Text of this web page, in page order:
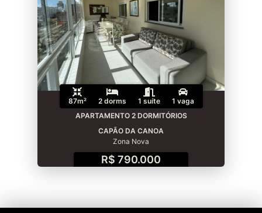
87m² 2 dorms 1 suíte
1 vaga
APARTAMENTO 2 DORMITÓRIOS
CAPÃO DA CANOA
Zona Nova
R$ 790.000